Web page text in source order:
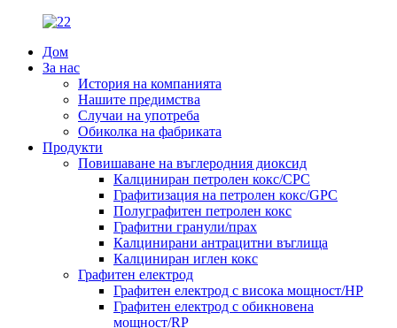
Дом
За нас
История на компанията
Нашите предимства
Случаи на употреба
Обиколка на фабриката
Продукти
Повишаване на въглеродния диоксид
Калциниран петролен кокс/CPC
Графитизация на петролен кокс/GPC
Полуграфитен петролен кокс
Графитни гранули/прах
Калцинирани антрацитни въглища
Калциниран иглен кокс
Графитен електрод
Графитен електрод с висока мощност/HP
Графитен електрод с обикновена
мощност/RP